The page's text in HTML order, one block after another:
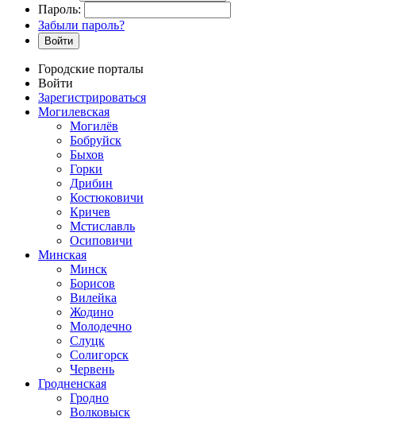
Пароль:
Забыли пароль?
Войти
Городские порталы
Войти
Зарегистрироваться
Могилевская
Могилёв
Бобруйск
Быхов
Горки
Дрибин
Костюковичи
Кричев
Мстиславль
Осиповичи
Минская
Минск
Борисов
Вилейка
Жодино
Молодечно
Слуцк
Солигорск
Червень
Гродненская
Гродно
Волковыск